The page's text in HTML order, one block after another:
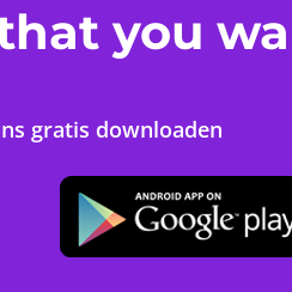
you
gratis downloaden